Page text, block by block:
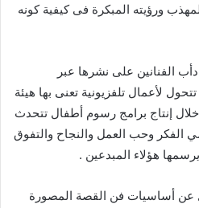
ورؤيته المبكرة فى كيفية كونه
دأب الفنانين على نشرها عبر
لأعمال تلفزيونية تعنى بها هيئة
إنتاج برامج رسوم أطفال تتحدث
الفكر وحب العمل والنجاح والتفوق
هؤلاء المبدعين .
أساسيات فن القصة المصورة